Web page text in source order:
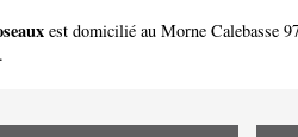
est domicilié au Morne Calebasse